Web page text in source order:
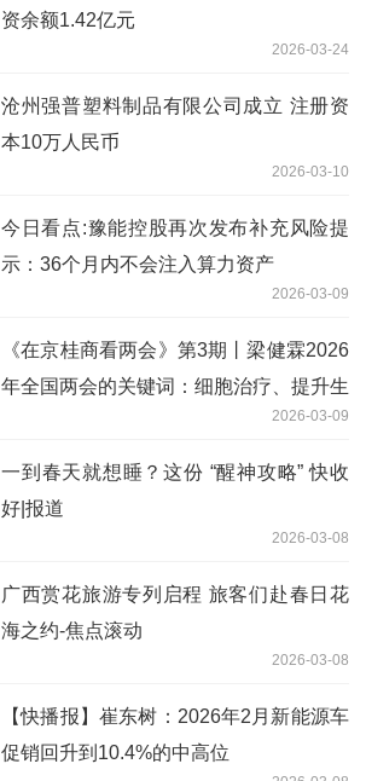
资余额1.42亿元
2026-03-24
沧州强普塑料制品有限公司成立 注册资
本10万人民币
2026-03-10
今日看点:豫能控股再次发布补充风险提
示：36个月内不会注入算力资产
2026-03-09
《在京桂商看两会》第3期丨梁健霖2026
年全国两会的关键词：细胞治疗、提升生
2026-03-09
一到春天就想睡？这份 “醒神攻略” 快收
好|报道
2026-03-08
广西赏花旅游专列启程 旅客们赴春日花
海之约-焦点滚动
2026-03-08
【快播报】崔东树：2026年2月新能源车
促销回升到10.4%的中高位